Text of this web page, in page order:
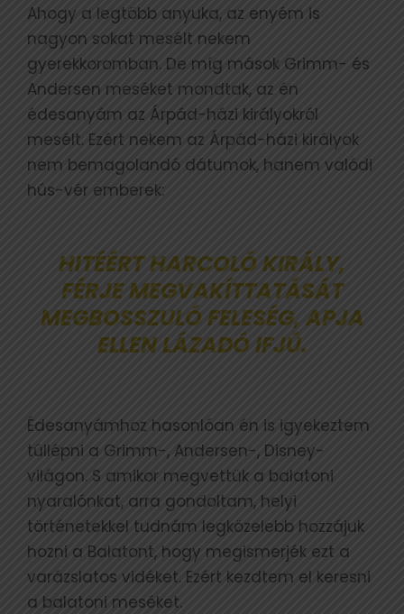
Ahogy a legtöbb anyuka, az enyém is
nagyon sokat mesélt nekem
gyerekkoromban. De míg mások Grimm- és
Andersen meséket mondtak, az én
édesanyám az Árpád-házi királyokról
mesélt. Ezért nekem az Árpád-házi királyok
nem bemagolandó dátumok, hanem valódi
hús-vér emberek:
HITÉÉRT HARCOLÓ KIRÁLY,
FÉRJE MEGVAKÍTTATÁSÁT
MEGBOSSZULÓ FELESÉG, APJA
ELLEN LÁZADÓ IFJÚ.
Édesanyámhoz hasonlóan én is igyekeztem
túllépni a Grimm-, Andersen-, Disney-
világon. S amikor megvettük a balatoni
nyaralónkat, arra gondoltam, helyi
történetekkel tudnám legközelebb hozzájuk
hozni a Balatont, hogy megismerjék ezt a
varázslatos vidéket. Ezért kezdtem el keresni
a balatoni meséket.